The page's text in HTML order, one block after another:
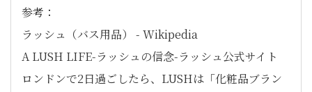
参考：
ラッシュ（バス用品） - Wikipedia
A LUSH LIFE-ラッシュの信念-ラッシュ公式サイト
ロンドンで2日過ごしたら、LUSHは「化粧品ブラン